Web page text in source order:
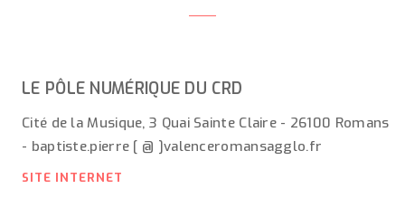
LE PÔLE NUMÉRIQUE DU CRD
Cité de la Musique, 3 Quai Sainte Claire - 26100 Romans
- baptiste.pierre [ @ ]valenceromansagglo.fr
SITE INTERNET